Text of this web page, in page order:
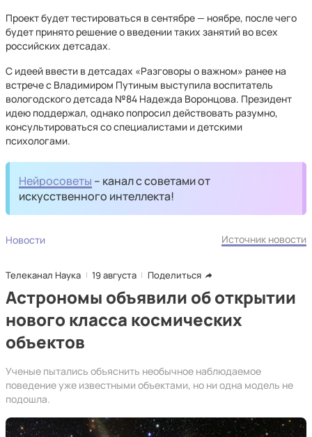
Проект будет тестироваться в сентябре — ноябре, после чего
будет принято решение о введении таких занятий во всех
российских детсадах.
С идеей ввести в детсадах «Разговоры о важном» ранее на
встрече с Владимиром Путиным выступила воспитатель
вологодского детсада №84 Надежда Воронцова. Президент
идею поддержал, однако попросил действовать разумно,
консультироваться со специалистами и детскими
психологами.
Нейросоветы – канал с советами от
искусственного интеллекта!
Новости Источник новости
Телеканал Наука 19 августа Поделиться
Астрономы объявили об открытии
нового класса космических
объектов
Ученые пытались объяснить необычное наблюдаемое
поведение уже известными объектами, но ни одна модель не
подошла.